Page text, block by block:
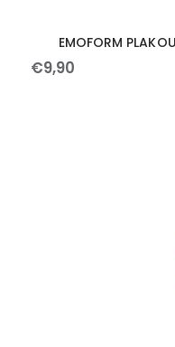
EMOFORM
€9,90